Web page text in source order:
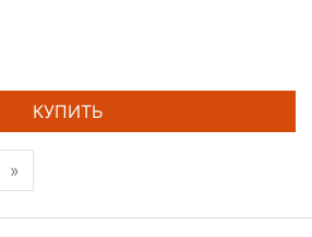
КУПИТЬ
»